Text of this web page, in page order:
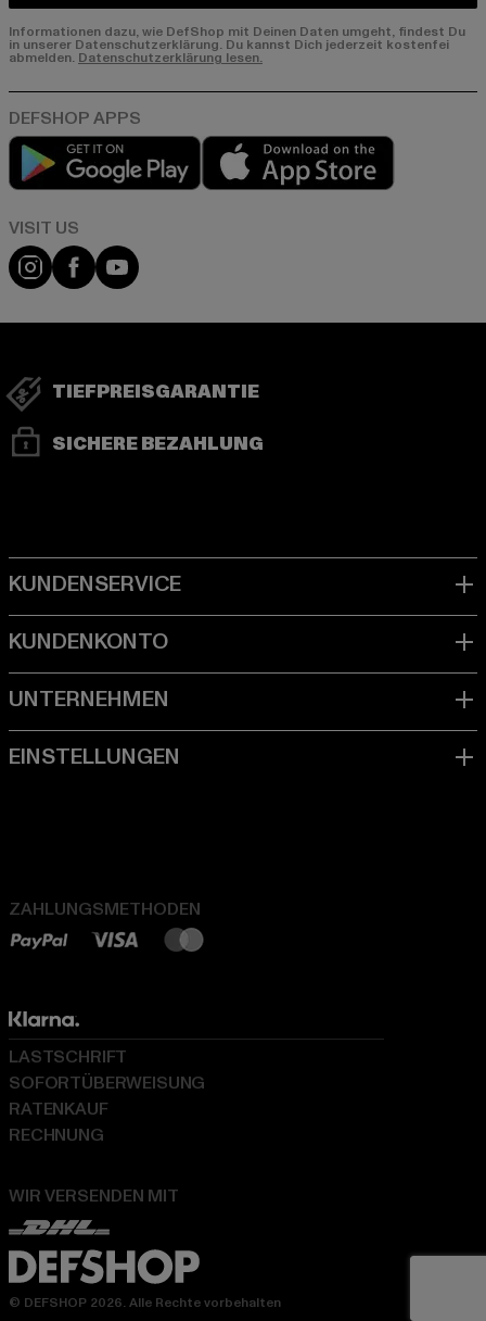
Informationen dazu, wie DefShop mit Deinen Daten umgeht, findest Du
in unserer Datenschutzerklärung. Du kannst Dich jederzeit kostenfei
abmelden. Datenschutzerklärung lesen.
Play market
Visit our Instagram page:
Visit our Facebook page:
Visit our YouTube channel:
TIEFPREISGARANTIE
SICHERE BEZAHLUNG
ZAHLUNGSMETHODEN
WIR VERSENDEN MIT
LASTSCHRIFT
SOFORTÜBERWEISUNG
RATENKAUF
RECHNUNG
© DEFSHOP 2026. Alle Rechte vorbehalten